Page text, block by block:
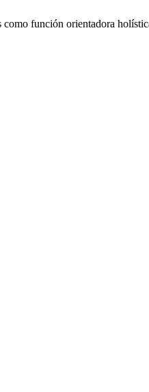
función orientadora